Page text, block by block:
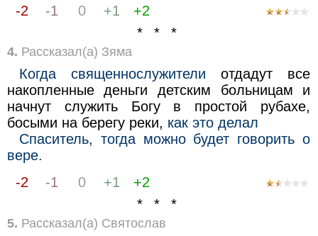
-2
-1 0 +1
+2
* * *
4. Рассказал(а) Зяма
Когда священнослужители отдадут все
накопленные деньги детским больницам и
начнут служить Богу в простой рубахе,
босыми на берегу реки, как это делал
Спаситель, тогда можно будет говорить о
вере.
-2
-1 0 +1
+2
* * *
5. Рассказал(а) Святослав